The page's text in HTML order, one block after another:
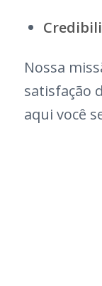
Nossa
satisfação
aqui você